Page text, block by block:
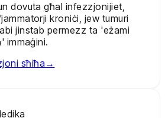
dovuta għal infezzjonijiet,
kroniċi, jew tumuri
jinstab permezz ta 'eżami
immaġini.
sħiħa →